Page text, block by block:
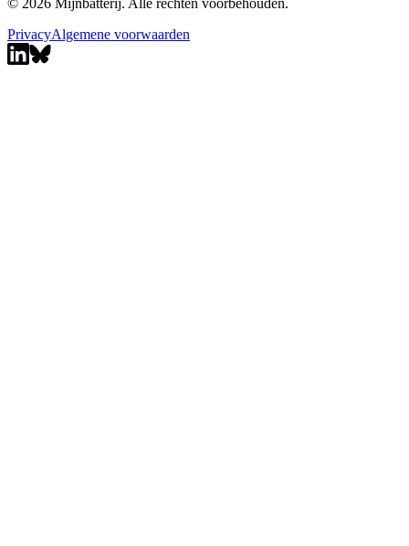
© 2026 Mijnbatterij. Alle rechten voorbehouden.
PrivacyAlgemene voorwaarden